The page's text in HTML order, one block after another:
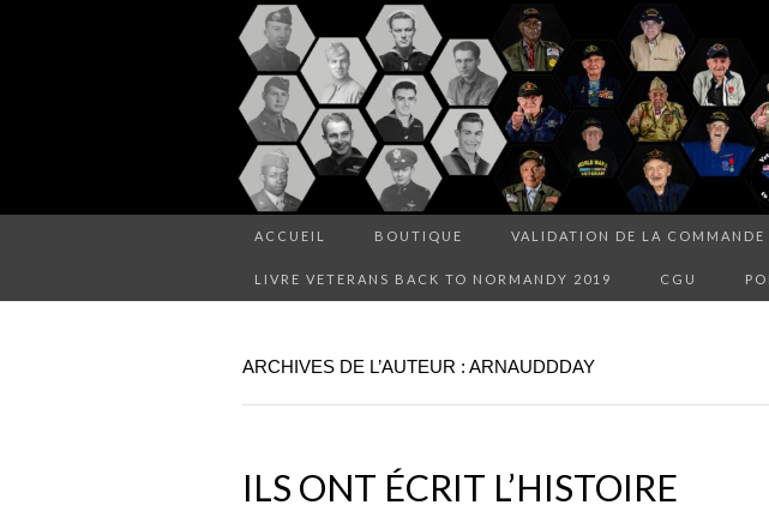
ACCUEIL BOUTIQUE VALIDATION DE LA COMMANDE
LIVRE VETERANS BACK TO NORMANDY 2019 CGU
ARCHIVES DE L’AUTEUR : ARNAUDDDAY
ILS ONT ÉCRIT L’HISTOIRE